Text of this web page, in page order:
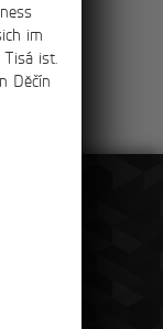
im
ist.
Děčín